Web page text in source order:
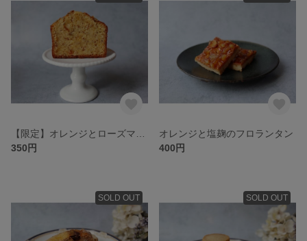
350円
オレンジと塩麹のフロランタン
400円
SOLD OUT SOLD OUT